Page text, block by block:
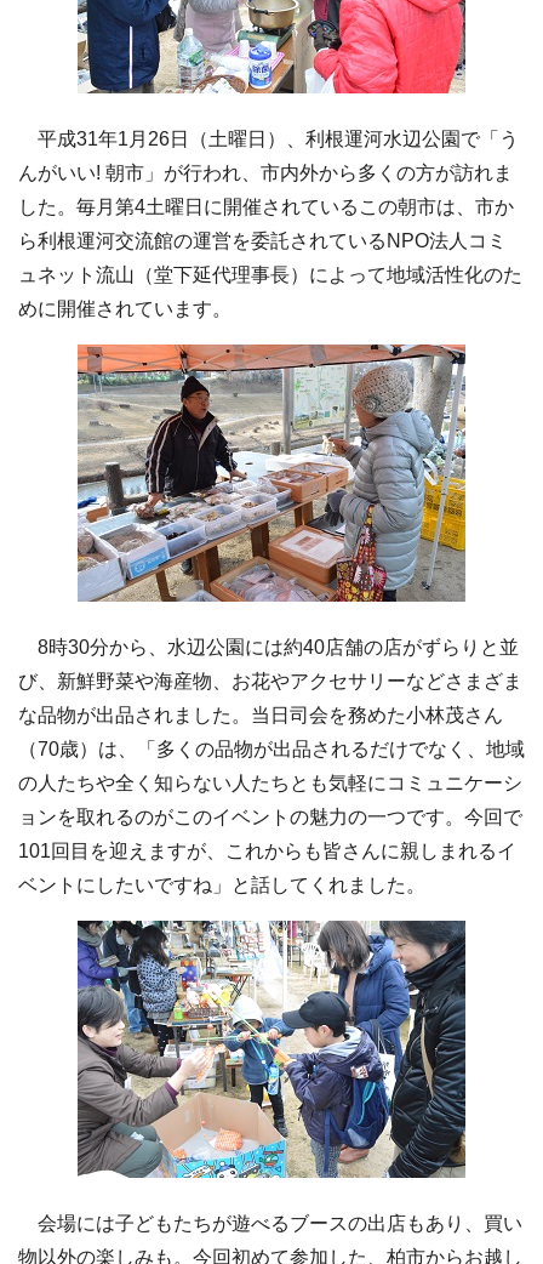
平成31年1月26日（土曜日）、利根運河水辺公園で「う
んがいい! 朝市」が行われ、市内外から多くの方が訪れま
した。毎月第4土曜日に開催されているこの朝市は、市か
ら利根運河交流館の運営を委託されているNPO法人コミ
ュネット流山（堂下延代理事長）によって地域活性化のた
めに開催されています。
8時30分から、水辺公園には約40店舗の店がずらりと並
び、新鮮野菜や海産物、お花やアクセサリーなどさまざま
な品物が出品されました。当日司会を務めた小林茂さん
（70歳）は、「多くの品物が出品されるだけでなく、地域
の人たちや全く知らない人たちとも気軽にコミュニケーシ
ョンを取れるのがこのイベントの魅力の一つです。今回で
101回目を迎えますが、これからも皆さんに親しまれるイ
ベントにしたいですね」と話してくれました。
会場には子どもたちが遊べるブースの出店もあり、買い
物以外の楽しみも。今回初めて参加した、柏市からお越し